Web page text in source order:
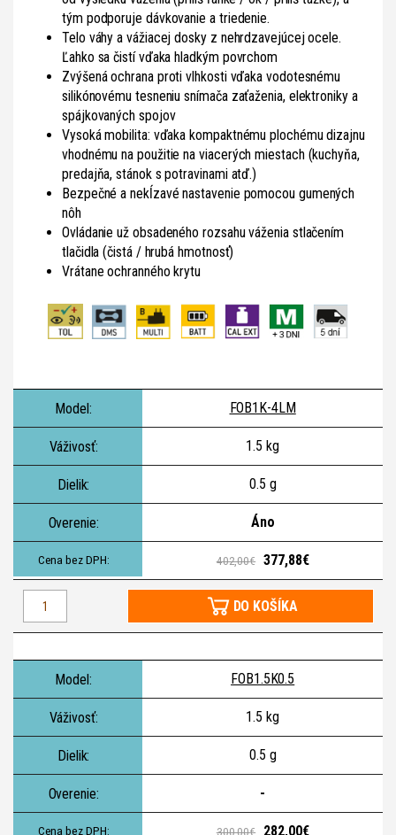
tým podporuje dávkovanie a triedenie.
Telo váhy a vážiacej dosky z nehrdzavejúcej ocele.
Ľahko sa čistí vďaka hladkým povrchom
Zvýšená ochrana proti vlhkosti vďaka vodotesnému
silikónovému tesneniu snímača zaťaženia, elektroniky a
spájkovaných spojov
Vysoká mobilita: vďaka kompaktnému plochému dizajnu
vhodnému na použitie na viacerých miestach (kuchyňa,
predajňa, stánok s potravinami atď.)
Bezpečné a nekĺzavé nastavenie pomocou gumených
nôh
Ovládanie už obsadeného rozsahu váženia stlačením
tlačidla (čistá / hrubá hmotnosť)
Vrátane ochranného krytu
FOB1K-4LM
1.5 kg
0.5 g
Áno
402,00€ 377,88€
DO KOŠÍKA
FOB1.5K0.5
1.5 kg
0.5 g
-
300,00€ 282,00€